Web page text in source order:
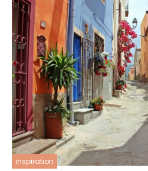
inspiration